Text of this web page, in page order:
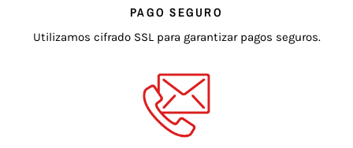
PAGO SEGURO
Utilizamos cifrado SSL para garantizar pagos seguros.